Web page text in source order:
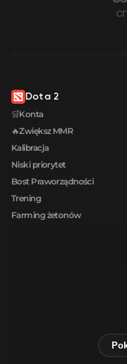
Dota 2
🛒Konta
🔥Zwiększ MMR
Kalibracja
Niski priorytet
Bost Praworządności
Trening
Farming żetonów